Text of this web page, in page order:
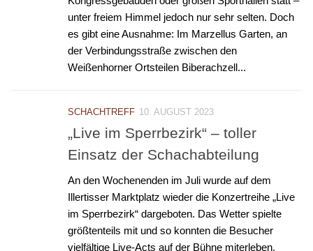
unter freiem Himmel jedoch nur sehr selten. Doch
es gibt eine Ausnahme: Im Marzellus Garten, an
der Verbindungsstraße zwischen den
Weißenhorner Ortsteilen Biberachzell...
SCHACHTREFF 10. AUGUST 2023
„Live im Sperrbezirk“ – toller
Einsatz der Schachabteilung
An den Wochenenden im Juli wurde auf dem
Illertisser Marktplatz wieder die Konzertreihe „Live
im Sperrbezirk“ dargeboten. Das Wetter spielte
größtenteils mit und so konnten die Besucher
vielfältige Live-Acts auf der Bühne miterleben.